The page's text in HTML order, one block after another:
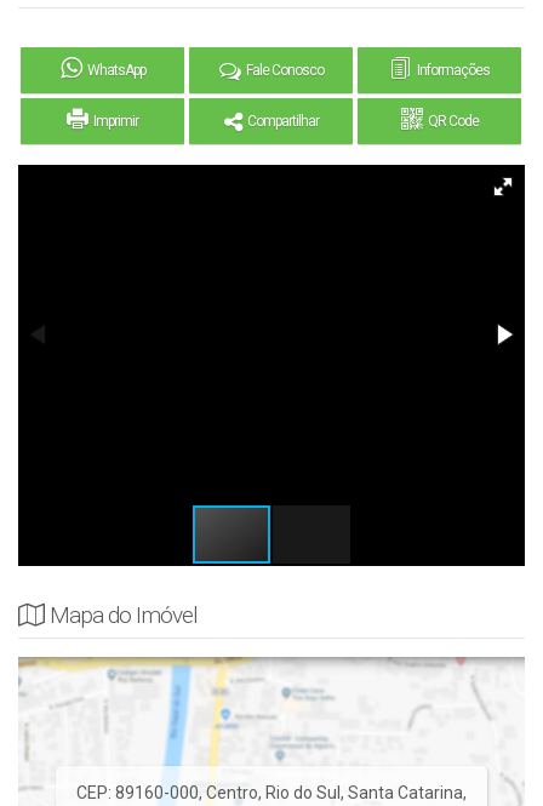
WhatsApp Fale Conosco Informações
Imprimir Compartilhar QR Code
Mapa do Imóvel
CEP: 89160-000, Centro, Rio do Sul , Santa Catarina,